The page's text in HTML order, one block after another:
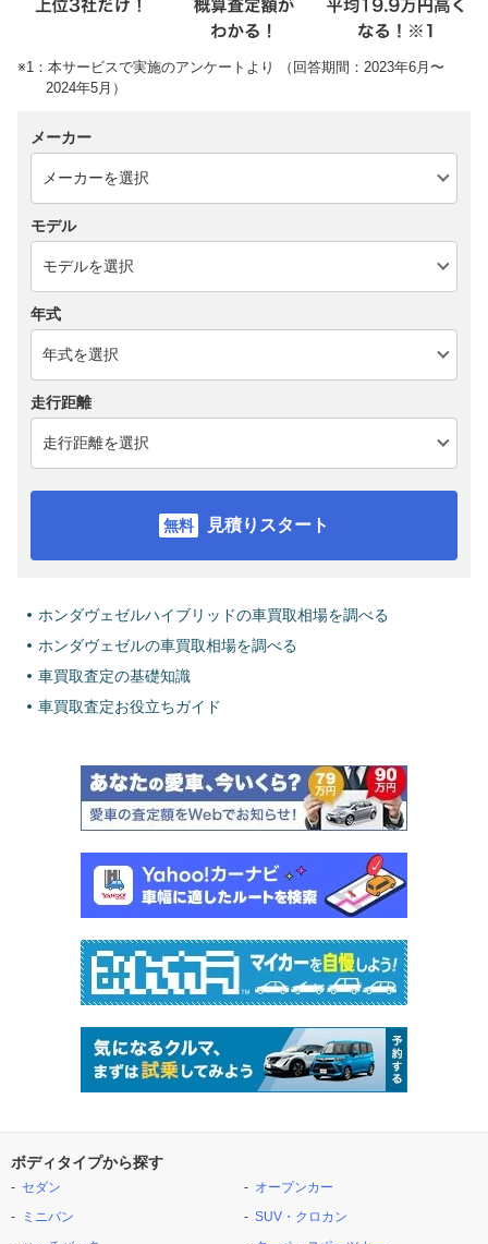
※1：本サービスで実施のアンケートより （回答期間：2023年6月〜
2024年5月）
メーカー
モデル
年式
走行距離
見積りスタート
ホンダヴェゼルハイブリッドの車買取相場を調べる
ホンダヴェゼルの車買取相場を調べる
車買取査定の基礎知識
車買取査定お役立ちガイド
ボディタイプから探す
セダン
ミニバン
オープンカー
SUV・クロカン